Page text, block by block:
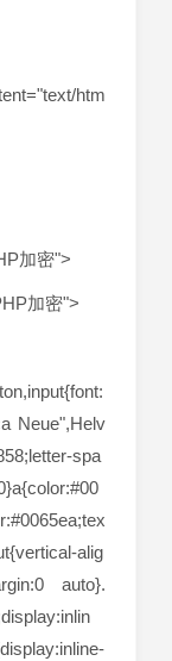
htm
加密">
加密">
Neue",Helv
spa
alig
auto}.